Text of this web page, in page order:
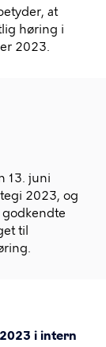
at
høring i
2023.
13. juni
2023, og
til
i intern